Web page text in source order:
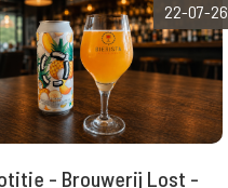
22-07-26
- Brouwerij Lost -